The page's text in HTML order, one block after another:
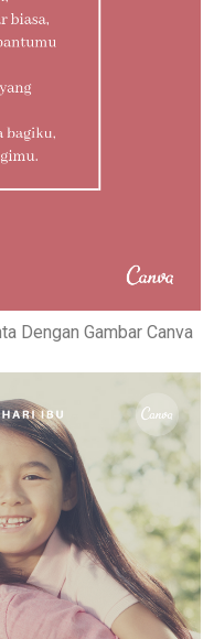
Dengan Gambar Canva